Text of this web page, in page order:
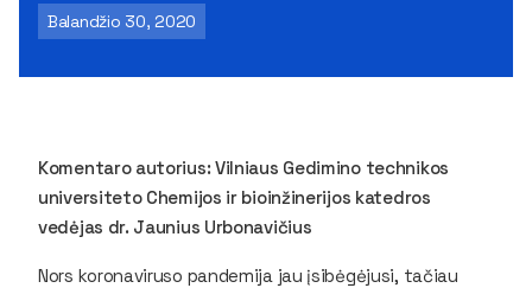
Balandžio 30, 2020
Komentaro autorius: Vilniaus Gedimino technikos
universiteto Chemijos ir bioinžinerijos katedros
vedėjas dr. Jaunius Urbonavičius
Nors koronaviruso pandemija jau įsibėgėjusi, tačiau